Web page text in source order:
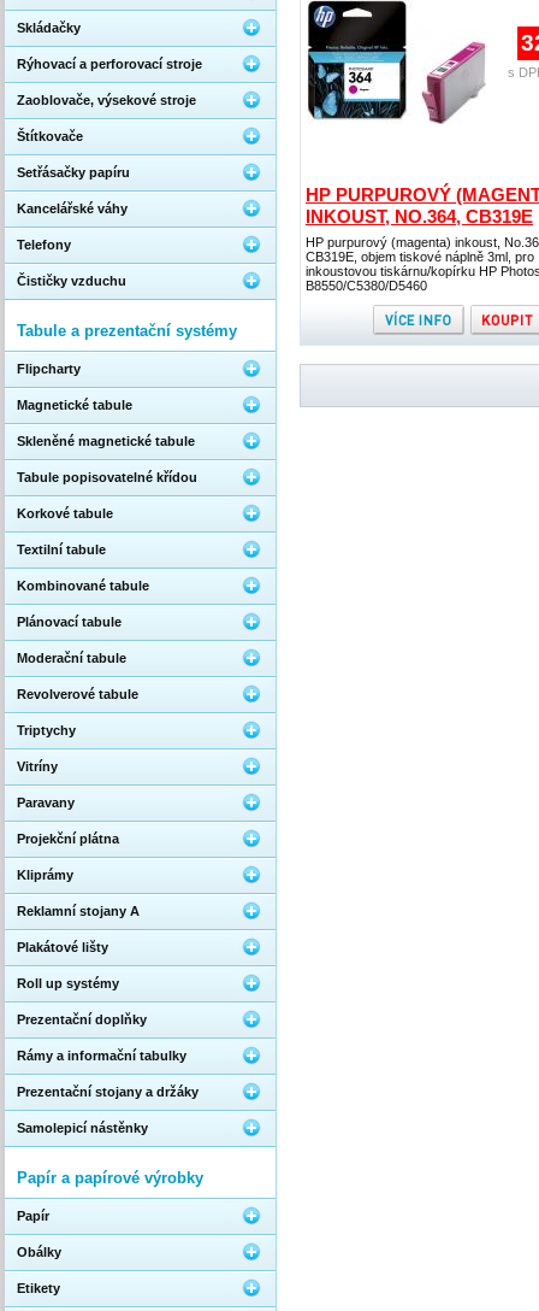
HP PURPUROVÝ
INKOUST, NO.364, CB319E
HP purpurový (magenta) inkoust,
CB319E, objem tiskové náplně 3ml, pro
inkoustovou tiskárnu/kopírku HP
B8550/C5380/D5460
s
Skládačky
Rýhovací a perforovací stroje
Zaoblovače, výsekové stroje
Štítkovače
Setřásačky papíru
Kancelářské váhy
Telefony
Čističky vzduchu
Tabule a prezentační systémy
Flipcharty
Magnetické tabule
Skleněné magnetické tabule
Tabule popisovatelné křídou
Korkové tabule
Textilní tabule
Kombinované tabule
Plánovací tabule
Moderační tabule
Revolverové tabule
Triptychy
Vitríny
Paravany
Projekční plátna
Kliprámy
Reklamní stojany A
Plakátové lišty
Roll up systémy
Prezentační doplňky
Rámy a informační tabulky
Prezentační stojany a držáky
Samolepicí nástěnky
Papír a papírové výrobky
Papír
Obálky
Etikety